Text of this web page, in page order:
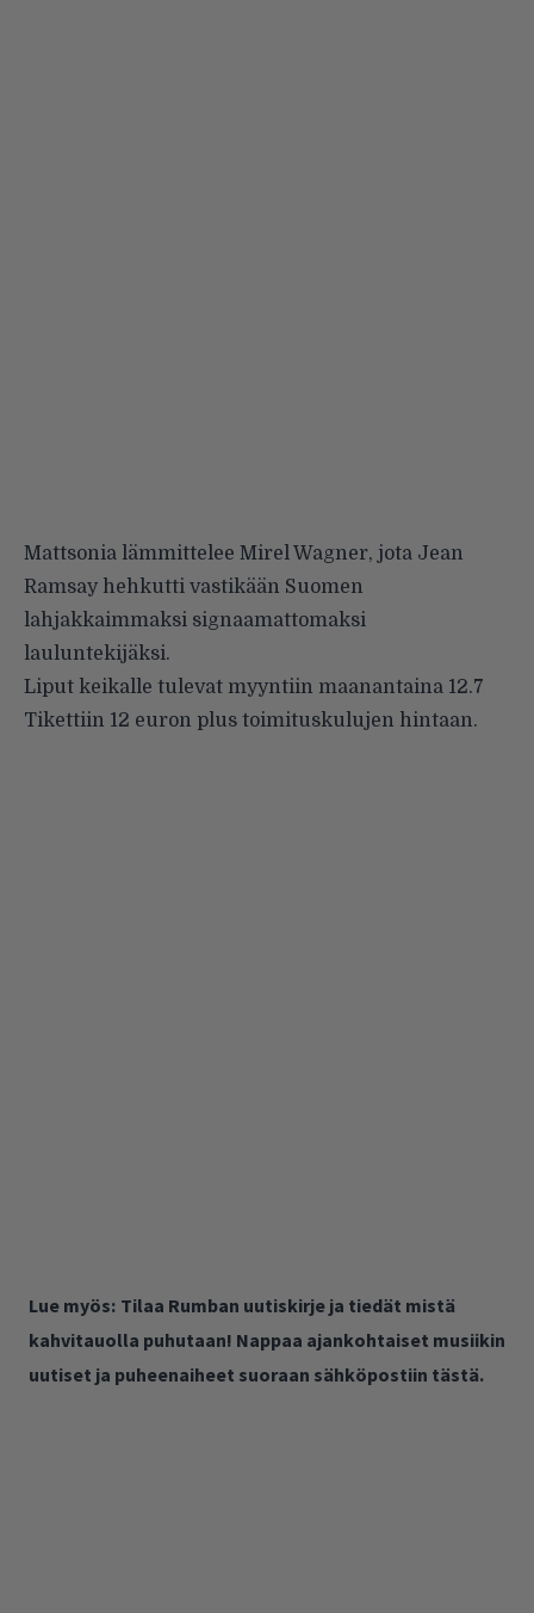
Mattsonia lämmittelee Mirel Wagner, jota Jean
Ramsay hehkutti vastikään Suomen
lahjakkaimmaksi signaamattomaksi
lauluntekijäksi.
Liput keikalle tulevat myyntiin maanantaina 12.7
Tikettiin 12 euron plus toimituskulujen hintaan.
Lue myös: Tilaa Rumban uutiskirje ja tiedät mistä
kahvitauolla puhutaan! Nappaa ajankohtaiset musiikin
uutiset ja puheenaiheet suoraan sähköpostiin tästä.